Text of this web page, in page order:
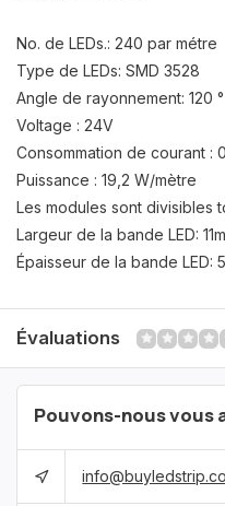
No. de LEDs.: 240 par métre
Type de LEDs: SMD 3528
Angle de rayonnement: 120 °
Voltage : 24V
Consommation de courant :
Puissance : 19,2 W/mètre
Les modules sont divisibles
Largeur de la bande LED:
Épaisseur de la bande LED:
Évaluations
Pouvons-nous vous